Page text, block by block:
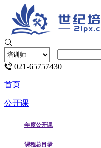
021-65757430
首页
公开课
年度公开课
课程总目录